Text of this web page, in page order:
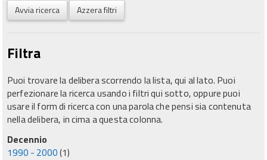
Avvia ricerca Azzera filtri
Filtra
Puoi trovare la delibera scorrendo la lista, qui al lato. Puoi
perfezionare la ricerca usando i filtri qui sotto, oppure puoi
usare il form di ricerca con una parola che pensi sia contenuta
nella delibera, in cima a questa colonna.
Decennio
1990 - 2000(1)